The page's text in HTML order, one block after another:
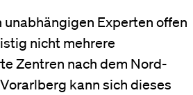
Experten offen
nicht mehrere
Zentren nach dem Nord-
kann sich dieses